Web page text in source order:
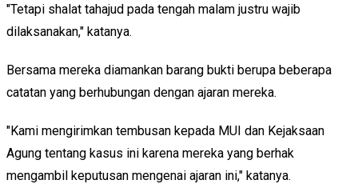
"Tetapi shalat tahajud pada tengah malam justru wajib
dilaksanakan," katanya.
Bersama mereka diamankan barang bukti berupa beberapa
catatan yang berhubungan dengan ajaran mereka.
"Kami mengirimkan tembusan kepada MUI dan Kejaksaan
Agung tentang kasus ini karena mereka yang berhak
mengambil keputusan mengenai ajaran ini," katanya.